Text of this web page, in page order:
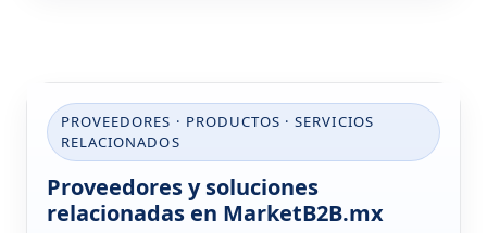
PROVEEDORES · PRODUCTOS · SERVICIOS
RELACIONADOS
Proveedores y soluciones
relacionadas en MarketB2B.mx